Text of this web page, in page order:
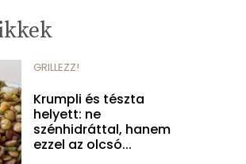
GRILLEZZ!
Krumpli és tészta
helyett: ne
szénhidráttal, hanem
ezzel az olcsó...